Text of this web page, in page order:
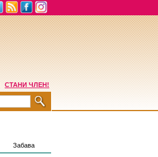
Забава
СТАНИ ЧЛЕН!